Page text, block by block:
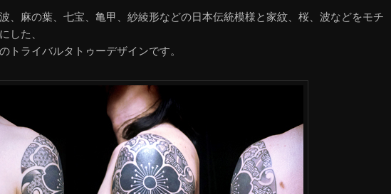
、麻の葉、七宝、亀甲、紗綾形などの日本伝統模様と家紋、桜、波などをモチ
した、
トライバルタトゥーデザインです。